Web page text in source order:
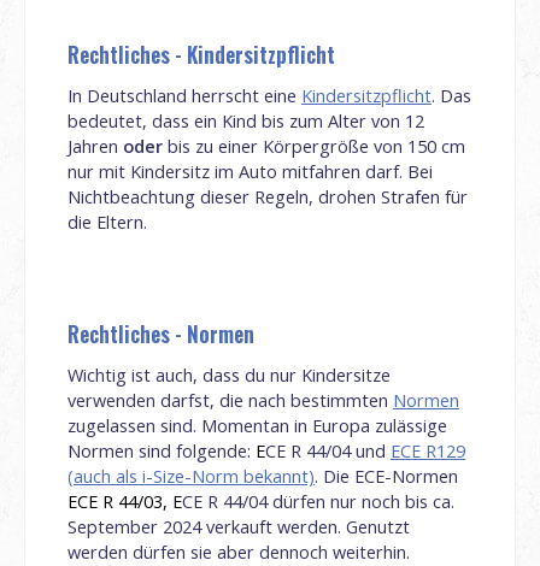
Rechtliches - Kindersitzpflicht
In Deutschland herrscht eine Kindersitzpflicht. Das
bedeutet, dass ein Kind bis zum Alter von 12
Jahren oder bis zu einer Körpergröße von 150 cm
nur mit Kindersitz im Auto mitfahren darf. Bei
Nichtbeachtung dieser Regeln, drohen Strafen für
die Eltern.
Rechtliches - Normen
Wichtig ist auch, dass du nur Kindersitze
verwenden darfst, die nach bestimmten Normen
zugelassen sind. Momentan in Europa zulässige
Normen sind folgende: ECE R 44/04 und ECE R129
(auch als i-Size-Norm bekannt). Die ECE-Normen
ECE R 44/03, ECE R 44/04 dürfen nur noch bis ca.
September 2024 verkauft werden. Genutzt
werden dürfen sie aber dennoch weiterhin.